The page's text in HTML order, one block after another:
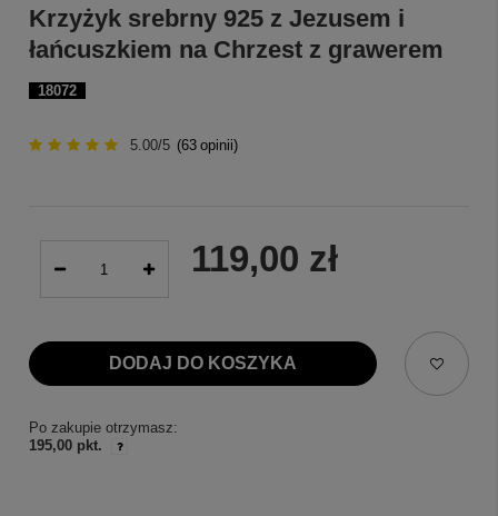
18072
Krzyżyk srebrny 925 z Jezusem i
łańcuszkiem na Chrzest z grawerem
5.00/5 (63 opinii)
119,00 zł
DODAJ DO KOSZYKA
Po zakupie otrzymasz:
195,00 pkt.